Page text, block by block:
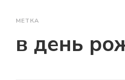
МЕТКА
в день